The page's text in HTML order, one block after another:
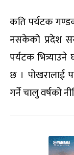
कति पर्यटक
नसकेको प्रदेश
पर्यटक
छ । पोखरालाई
गर्ने चालु वर्षको